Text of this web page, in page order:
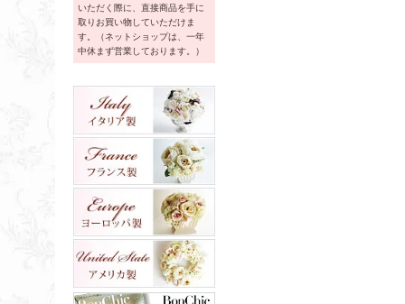
いただく際に、直接商品を手に
取りお買い物していただけま
す。（ネットショップは、一年
中休まず営業しております。）